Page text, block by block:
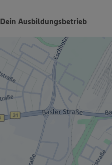
Dein Ausbildungsbetrieb